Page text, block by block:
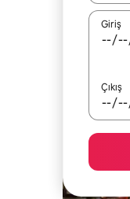
Giriş
Çıkış